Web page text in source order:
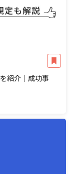
紹介｜成功事